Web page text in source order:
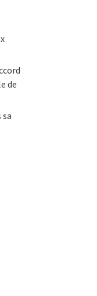
de
sa